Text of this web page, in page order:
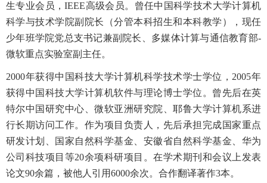
生专业会员，IEEE高级会员。曾任中国科学技术大学计算机
科学与技术学院副院长（分管本科招生和本科教学），现任
少年班学院党总支书记兼副院长、多媒体计算与通信教育部-
微软重点实验室副主任。
2000年获得中国科技大学计算机科学技术学士学位， 2005年
获得中国科技大学计算机软件与理论博士学位。曾先后在英
特尔中国研究中心、微软亚洲研究院、耶鲁大学计算机系进
行长期访问工作。作为项目负责人，先后承担完成国家重点
研发计划、国家自然科学基金、安徽省自然科学基金、华为
公司科技项目等20余项科研项目。在学术期刊和会议上发表
论文90余篇，被他人引用6000余次。合作翻译著作3本。